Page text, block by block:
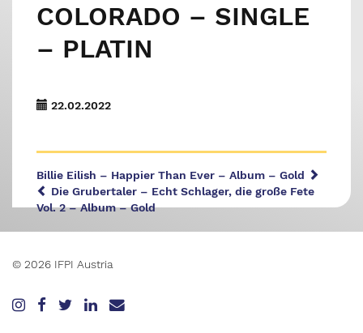
COLORADO – SINGLE
– PLATIN
22.02.2022
Billie Eilish – Happier Than Ever – Album – Gold
Die Grubertaler – Echt Schlager, die große Fete
Vol. 2 – Album – Gold
© 2026 IFPI Austria